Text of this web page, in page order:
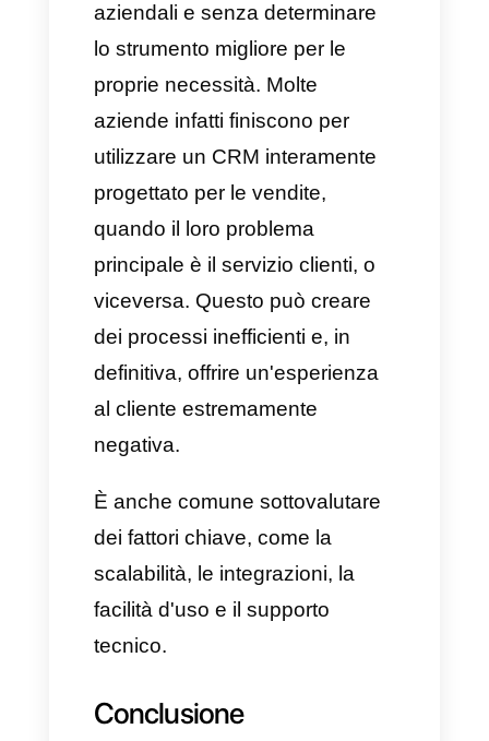
Whatsapp, sebbene questa
integrazione sia limitata a
provider e API di terze parti. È
principalmente rivolto ad
aziende B2B, agenzie e team di
vendita ben strutturati.
Inoltre, offre potenti strumenti di
automazione, di reporting e
automazione, email e un CRM
gratuito. Tuttavia, la sua curva
di apprendimento viene
considerata da moderata a